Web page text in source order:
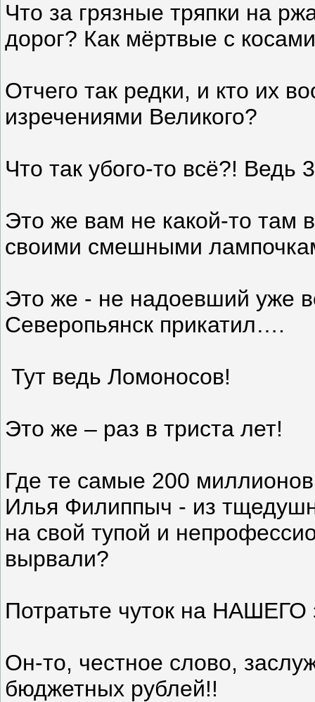
Что за грязные тряпки на
дорог? Как мёртвые с
Отчего так редки, и кто их
изречениями Великого?
Что так убого-то всё?! Ведь
Это же вам не какой-то там
своими смешными
Это же - не надоевший уже
Северопьянск прикатил….
Тут ведь Ломоносов!
Это же – раз в триста лет!
Где те самые 200
Илья Филиппыч - из
на свой тупой и
вырвали?
Потратьте чуток на НАШЕГО
Он-то, честное слово,
бюджетных рублей!!